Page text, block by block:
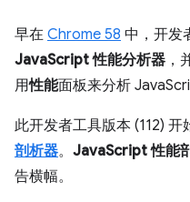
早在 Chrome 58 中，开发
JavaScript 性能分析器 ，
用性能面板来分析
此开发者工具版本 (112) 开
剖析器。 JavaScript 性能
告横幅。